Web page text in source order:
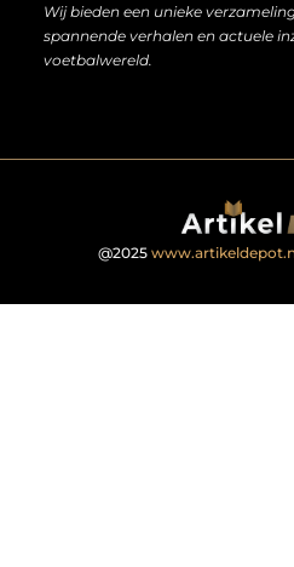
Wij bieden een unieke
spannende verhalen en actuele
voetbalwereld.
@2025